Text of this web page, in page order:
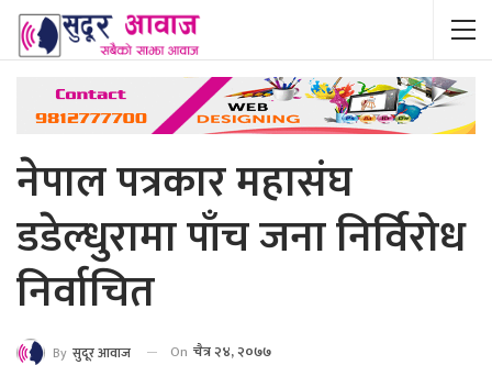
नेपाल पत्रकार महासंघ
डडेल्धुरामा पाँच जना निर्विरोध
निर्वाचित
By सुदूर आवाज On चैत्र २४, २०७७